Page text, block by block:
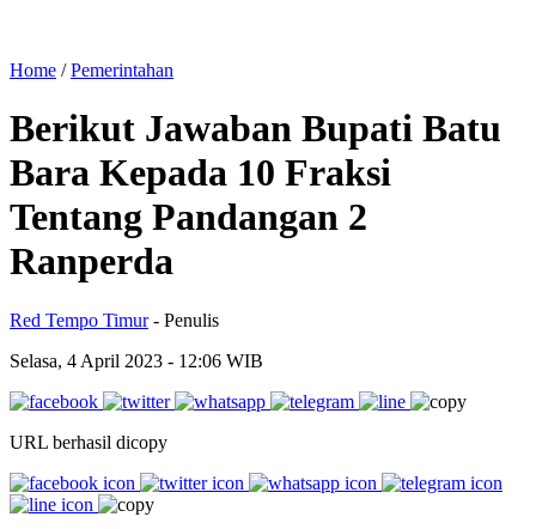
Home /Pemerintahan
Berikut Jawaban Bupati Batu
Bara Kepada 10 Fraksi
Tentang Pandangan 2
Ranperda
Red Tempo Timur - Penulis
Selasa, 4 April 2023 - 12:06 WIB
URL berhasil dicopy